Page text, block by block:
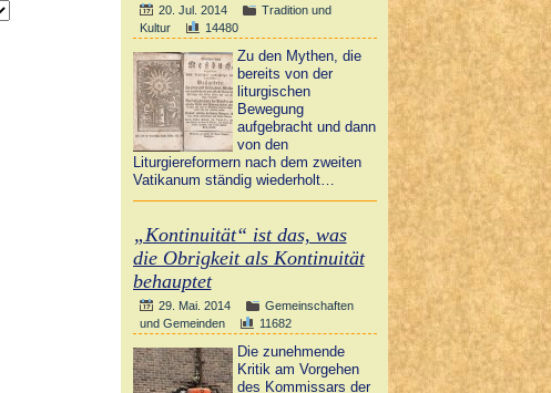
20. Jul. 2014
Tradition und
Kultur
14480
Zu den Mythen, die
bereits von der
liturgischen
Bewegung
aufgebracht und dann
von den
Liturgiereformern nach dem zweiten
Vatikanum ständig wiederholt…
„Kontinuität“ ist das, was
die Obrigkeit als Kontinuität
behauptet
29. Mai. 2014
Gemeinschaften
und Gemeinden
11682
Die zunehmende
Kritik am Vorgehen
des Kommissars der